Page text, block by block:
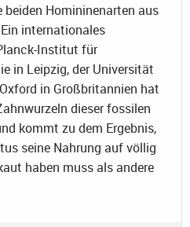
beiden Homininenarten aus
internationales
Institut für
in Leipzig, der Universität
in Großbritannien hat
dieser fossilen
kommt zu dem Ergebnis,
seine Nahrung auf völlig
haben muss als andere